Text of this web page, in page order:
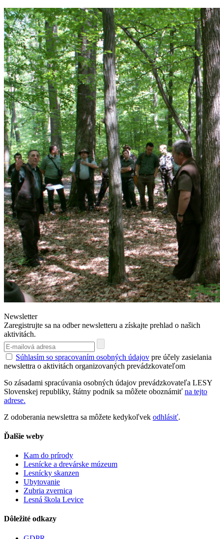
Newsletter
Zaregistrujte sa na odber newsletteru a získajte prehlad o našich
aktivitách.
Súhlasím so spracovaním osobných údajov pre účely zasielania
newslettra o aktivitách organizovaných prevádzkovateľom
So zásadami spracúvania osobných údajov prevádzkovateľa LESY
Slovenskej republiky, štátny podnik sa môžete oboznámiť na tejto
adrese.
Z odoberania newslettra sa môžete kedykoľvek odhlásiť.
Ďalšie weby
Kam do prírody
Lesnícke a drevárske múzeum
Lesnícky skanzen
Ubytovanie
Zubria zvernica
Lesná škola Levice
Dôležité odkazy